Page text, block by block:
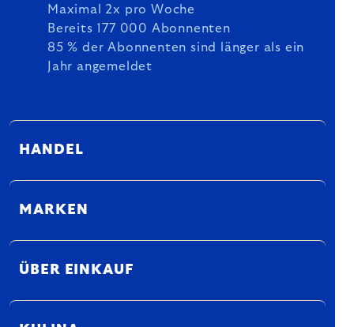
Maximal 2x pro Woche
Bereits 177 000 Abonnenten
85 % der Abonnenten sind länger als ein
Jahr angemeldet
HANDEL
MARKEN
ÜBER EINKAUF